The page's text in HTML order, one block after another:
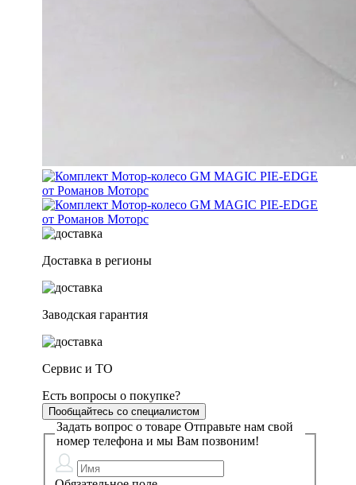
Доставка в регионы
Заводская гарантия
Сервис и ТО
Есть вопросы о покупке?
Пообщайтесь со специалистом
Задать вопрос о товаре Отправьте нам свой
номер телефона и мы Вам позвоним!